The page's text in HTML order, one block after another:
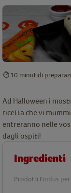
10 minutidi
Ad Halloween i
ricetta che vi
entreranno nelle
dagli ospiti!
Ingredienti
Prodotti Findus